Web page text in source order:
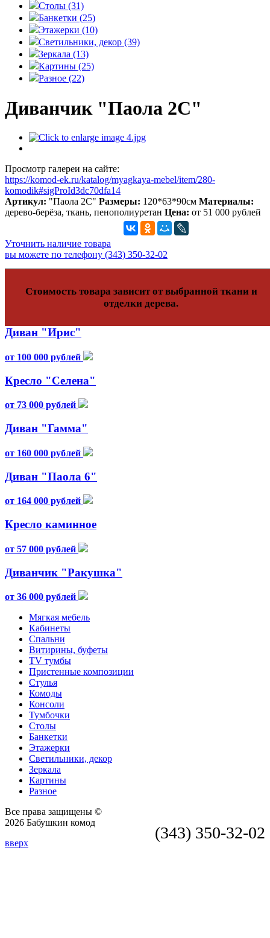
Столы (31)
Банкетки (25)
Этажерки (10)
Светильники, декор (39)
Зеркала (13)
Картины (25)
Разное (22)
Диванчик "Паола 2С"
Просмотр галереи на сайте:
https://komod-ek.ru/katalog/myagkaya-mebel/item/280-
komodik#sigProId3dc70dfa14
Артикул: "Паола 2С" Размеры: 120*63*90см Материалы:
дерево-берёза, ткань, пенополиуретан Цена: от 51 000 рублей
Уточнить наличие товара
вы можете по телефону (343) 350-32-02
Стоимость товара зависит от выбранной ткани и
отделки дерева.
Диван "Ирис"
от 100 000 рублей
Кресло "Селена"
от 73 000 рублей
Диван "Гамма"
от 160 000 рублей
Диван "Паола 6"
от 164 000 рублей
Кресло каминное
от 57 000 рублей
Диванчик "Ракушка"
от 36 000 рублей
Мягкая мебель
Кабинеты
Спальни
Витирины, буфеты
TV тумбы
Пристенные композиции
Стулья
Комоды
Консоли
Тумбочки
Столы
Банкетки
Этажерки
Светильники, декор
Зеркала
Картины
Разное
(343) 350-32-02
Все права защищены ©
2026 Бабушкин комод
вверх